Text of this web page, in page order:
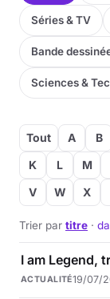
Séries & TV
Bande
Sciences &
Tout A B
K
L M
V
W X
Trier par titre ·
I am Legend,
ACTUALITÉ19/07/